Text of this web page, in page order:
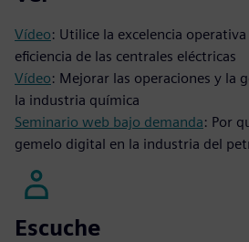
Vídeo: Utilice la excelencia
eficiencia de las centrales eléctricas
Vídeo: Mejorar las operaciones y la
la industria química
Seminario web bajo demanda: Por
gemelo digital en la industria del
Escuche